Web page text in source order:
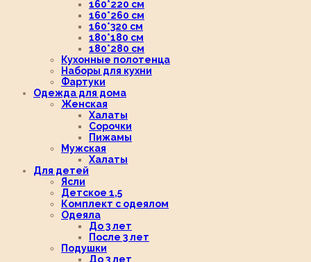
160*220 см
160*260 см
160*320 см
180*180 см
180*280 см
Кухонные полотенца
Наборы для кухни
Фартуки
Одежда для дома
Женская
Халаты
Сорочки
Пижамы
Мужская
Халаты
Для детей
Ясли
Детское 1,5
Комплект с одеялом
Одеяла
До 3 лет
После 3 лет
Подушки
До 3 лет